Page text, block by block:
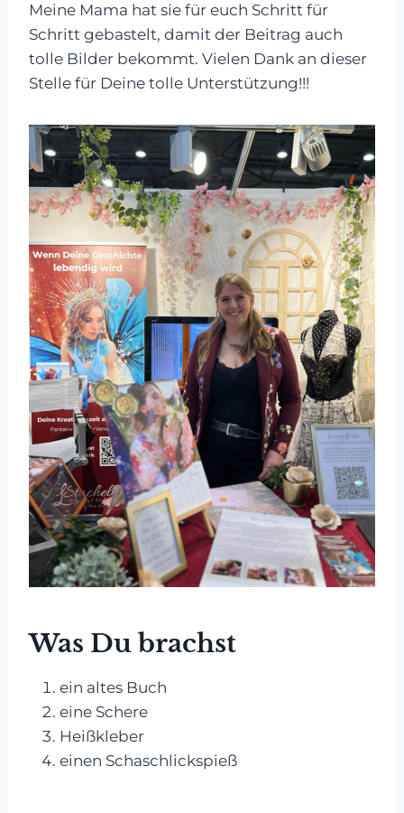
Meine Mama hat sie für euch Schritt für
Schritt gebastelt, damit der Beitrag auch
tolle Bilder bekommt. Vielen Dank an dieser
Stelle für Deine tolle Unterstützung!!!
Was Du brachst
ein altes Buch
eine Schere
Heißkleber
einen Schaschlickspieß